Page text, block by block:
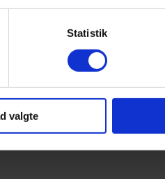
Statistik
valgte